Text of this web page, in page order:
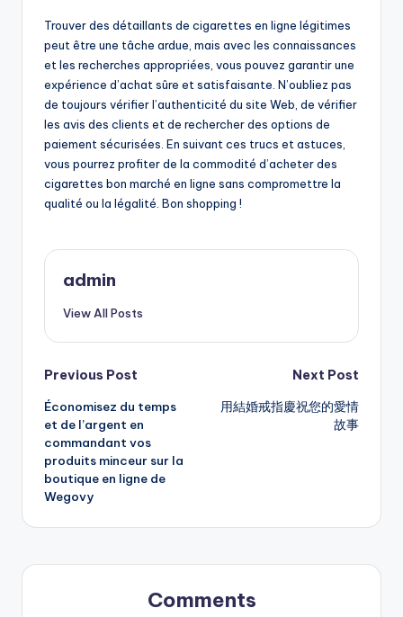
Trouver des détaillants de cigarettes en ligne légitimes
peut être une tâche ardue, mais avec les connaissances
et les recherches appropriées, vous pouvez garantir une
expérience d’achat sûre et satisfaisante. N’oubliez pas
de toujours vérifier l’authenticité du site Web, de vérifier
les avis des clients et de rechercher des options de
paiement sécurisées. En suivant ces trucs et astuces,
vous pourrez profiter de la commodité d’acheter des
cigarettes bon marché en ligne sans compromettre la
qualité ou la légalité. Bon shopping !
admin
View All Posts
Post
navigation
Previous Post
Économisez du temps
et de l’argent en
commandant vos
produits minceur sur la
boutique en ligne de
Wegovy
Next Post
用結婚戒指慶祝您的愛情
故事
Comments